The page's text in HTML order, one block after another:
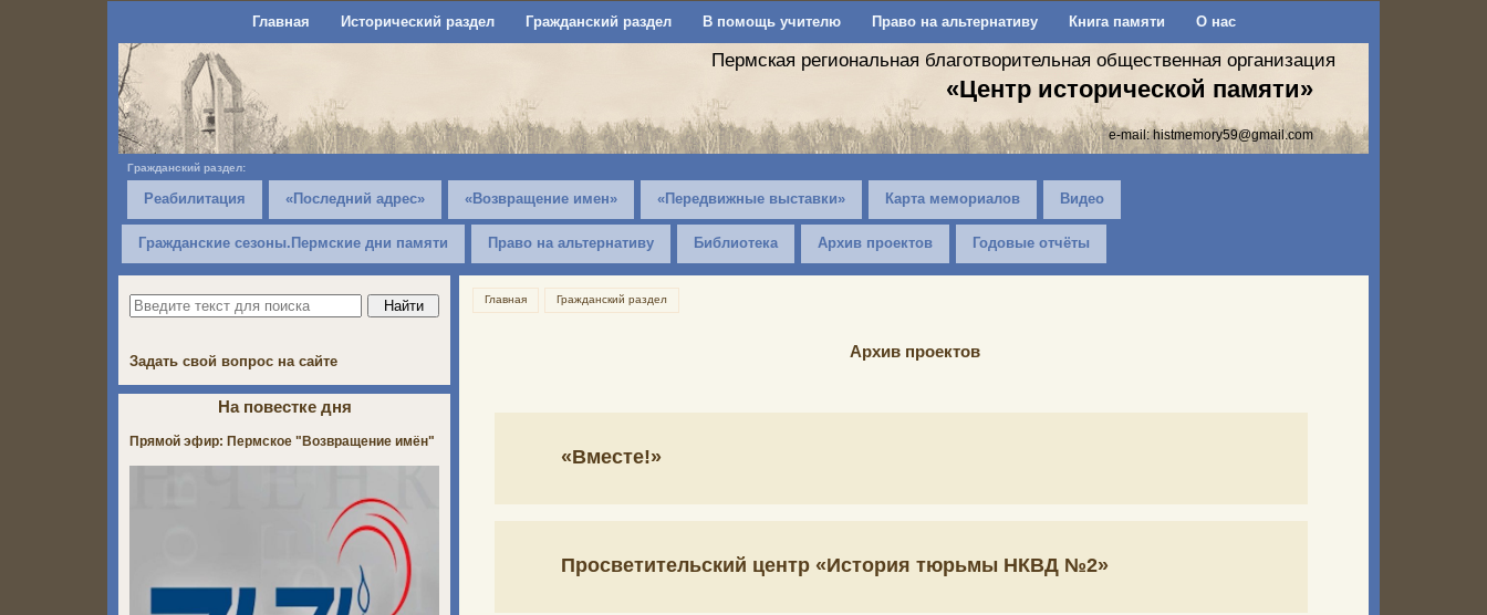
Главная Исторический раздел Гражданский раздел В помощь учителю Право на альтернативу Книга памяти О нас
Пермская региональная благотворительная общественная организация
«Центр исторической памяти»
e-mail:histmemory59@gmail.com
Гражданский раздел:
Реабилитация «Последний адрес» «Возвращение имен» «Передвижные выставки» Карта мемориалов Видео
Гражданские сезоны.Пермские дни памяти Право на альтернативу Библиотека Архив проектов Годовые отчёты
Главная Гражданский раздел
Архив проектов
«Вместе!»
Просветительский центр «История тюрьмы НКВД №2»
Задать свой вопрос на сайте
На повестке дня
Прямой эфир: Пермское "Возвращение имён"